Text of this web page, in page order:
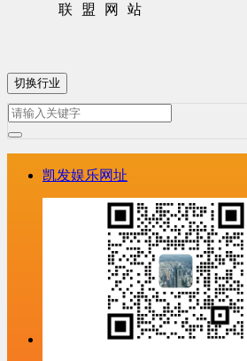
联盟网站
切换行业
凯发娱乐网址